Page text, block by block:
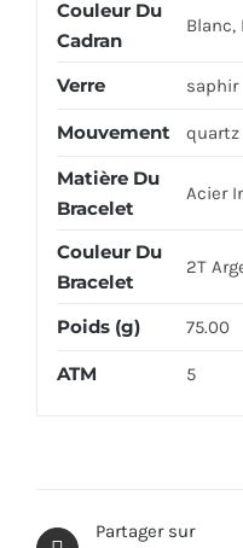
Couleur Du
Cadran
Blanc,
Verre saphir
Mouvement quartz
Matière Du
Bracelet
Acier
Couleur Du
Bracelet
2T
Poids (g) 75.00
ATM 5
Partager sur